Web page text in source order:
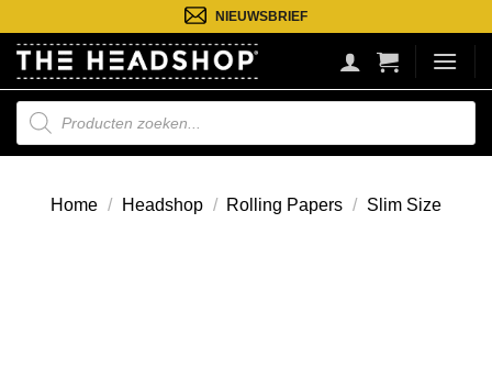
naar
inhoud
NIEUWSBRIEF
Producten
zoeken
Home / Headshop / Rolling Papers / Slim Size